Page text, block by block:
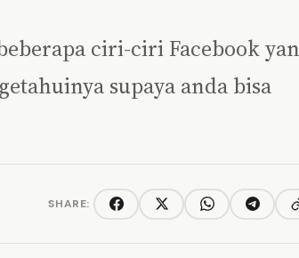
ciri-ciri Facebook
supaya anda bisa
SHARE: FacebookTwitter/XWhatsAppTelegram